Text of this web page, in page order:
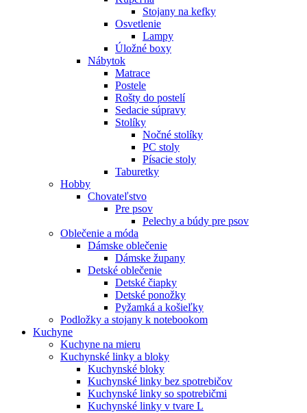
Stojany na kefky
Osvetlenie
Lampy
Úložné boxy
Nábytok
Matrace
Postele
Rošty do postelí
Sedacie súpravy
Stolíky
Nočné stolíky
PC stoly
Písacie stoly
Taburetky
Hobby
Chovateľstvo
Pre psov
Pelechy a búdy pre psov
Oblečenie a móda
Dámske oblečenie
Dámske župany
Detské oblečenie
Detské čiapky
Detské ponožky
Pyžamká a košieľky
Podložky a stojany k notebookom
Kuchyne
Kuchyne na mieru
Kuchynské linky a bloky
Kuchynské bloky
Kuchynské linky bez spotrebičov
Kuchynské linky so spotrebičmi
Kuchynské linky v tvare L